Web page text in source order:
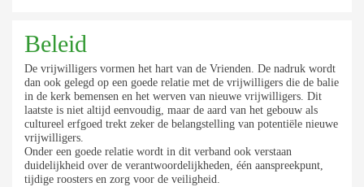
Beleid
De vrijwilligers vormen het hart van de Vrienden. De nadruk wordt
dan ook gelegd op een goede relatie met de vrijwilligers die de balie
in de kerk bemensen en het werven van nieuwe vrijwilligers. Dit
laatste is niet altijd eenvoudig, maar de aard van het gebouw als
cultureel erfgoed trekt zeker de belangstelling van potentiële nieuwe
vrijwilligers.
Onder een goede relatie wordt in dit verband ook verstaan
duidelijkheid over de verantwoordelijkheden, één aanspreekpunt,
tijdige roosters en zorg voor de veiligheid.